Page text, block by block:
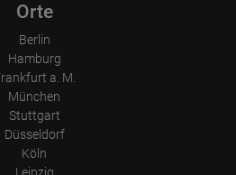
Orte
Berlin
Hamburg
a. M.
München
Stuttgart
Düsseldorf
Köln